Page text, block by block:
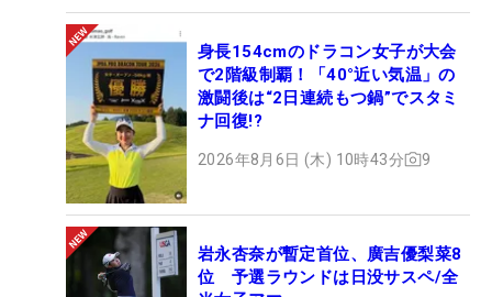
身長154cmのドラコン女子が大会
で2階級制覇！「40°近い気温」の
激闘後は“2日連続もつ鍋”でスタミ
ナ回復!?
2026年8月6日 (木) 10時43分 9
岩永杏奈が暫定首位、廣吉優梨菜8
位 予選ラウンドは日没サスペ/全